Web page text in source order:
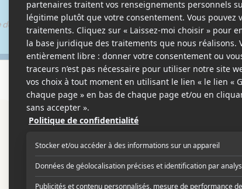
Martin Gignac
Médiafilm
« Bref, HOW TO TRAIN YOUR DRAGON - THE
HIDDEN WORLD figure parmi les plus belles
réussites récentes du cinéma d'animation
américain. »